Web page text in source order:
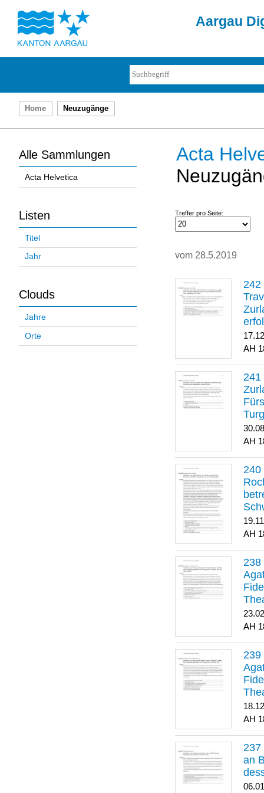
Aargau
Home Neuzugänge
Alle Sammlungen
Acta Helvetica
Listen
Titel
Jahr
Clouds
Jahre
Orte
Acta
Treffer pro Seite:
vom 28.5.2019
an